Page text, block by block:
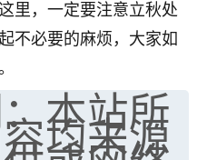
里，一定要注意立秋处
不必要的麻烦，大家如
本站所
均来源